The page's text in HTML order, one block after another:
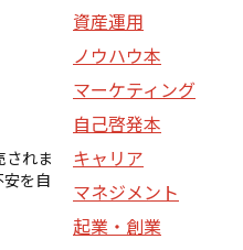
れま
を自
資産運用
ノウハウ本
マーケティング
自己啓発本
キャリア
マネジメント
起業・創業